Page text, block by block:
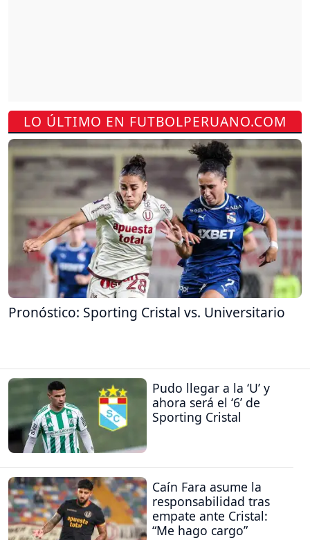
LO ÚLTIMO EN FUTBOLPERUANO.COM
Pronóstico: Sporting Cristal vs. Universitario
Pudo llegar a la ‘U’ y
ahora será el ‘6’ de
Sporting Cristal
Caín Fara asume la
responsabilidad tras
empate ante Cristal:
“Me hago cargo”